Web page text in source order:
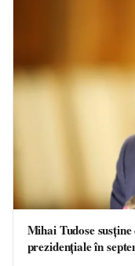
Mihai Tudose
prezidențiale în